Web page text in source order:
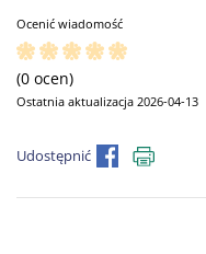
Ocenić wiadomość
(0 ocen)
Ostatnia aktualizacja 2026-04-13
Udostępnić